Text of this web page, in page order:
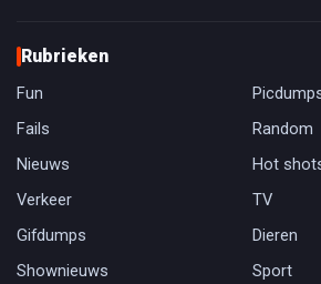
Rubrieken
Fun
Fails
Random
Nieuws
Hot
Verkeer
TV
Gifdumps
Dieren
Shownieuws
Sport